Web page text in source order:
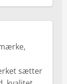
sætter